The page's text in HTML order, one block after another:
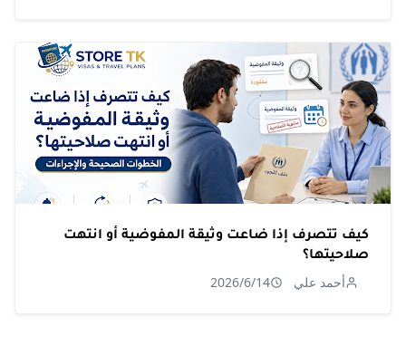
كيف تتصرف إذا ضاعت وثيقة المفوضية أو انتهت
صلاحيتها؟
أحمد علي 2026/6/14